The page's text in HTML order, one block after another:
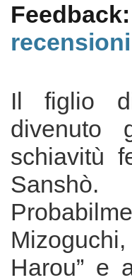
Il figlio
divenuto
schiavitù
Sanshò.
Harou” e